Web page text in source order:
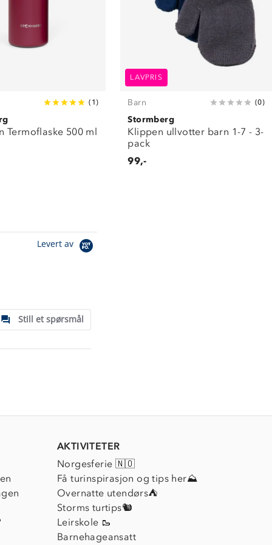
( 1 )
Termoflaske 500 ml
LAVPRIS
Barn (0)
Stormberg
Klippen ullvotter barn 1-7 - 3-
pack
99,-
Levert av
Still et spørsmål
AKTIVITETER
Norgesferie 🇳🇴
Få turinspirasjon og tips her⛰
Overnatte utendørs⛺
Storms turtips🐿️
Leirskole 🥾
Barnehageansatt